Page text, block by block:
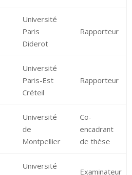
Université
Paris
Diderot
Rapporteur
Université
Paris-Est
Créteil
Rapporteur
Université
de
Montpellier
Co-
encadrant
de thèse
Université
Examinateur